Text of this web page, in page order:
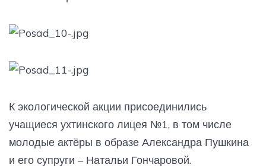
К экологической акции присоединились
учащиеся ухтинского лицея №1, в том числе
молодые актёры в образе Александра Пушкина
и его супруги – Натальи Гончаровой.